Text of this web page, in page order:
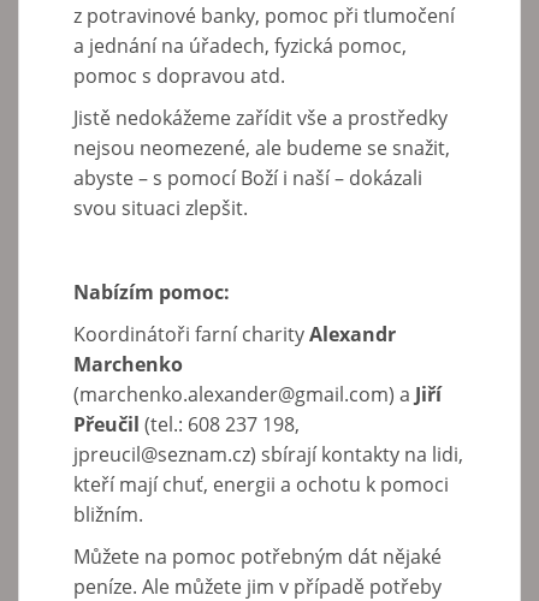
z potravinové banky, pomoc při tlumočení
a jednání na úřadech, fyzická pomoc,
pomoc s dopravou atd.
Jistě nedokážeme zařídit vše a prostředky
nejsou neomezené, ale budeme se snažit,
abyste – s pomocí Boží i naší – dokázali
svou situaci zlepšit.
Nabízím pomoc:
Koordinátoři farní charityAlexandr
Marchenko
(marchenko.alexander@gmail.com) a Jiří
Přeučil (tel.: 608 237 198,
jpreucil@seznam.cz) sbírají kontakty na lidi,
kteří mají chuť, energii a ochotu k pomoci
bližním.
Můžete na pomoc potřebným dát nějaké
peníze. Ale můžete jim v případě potřeby